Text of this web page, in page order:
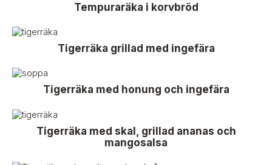
Tempuraräka i korvbröd
Tigerräka grillad med ingefära
Tigerräka med honung och ingefära
Tigerräka med skal, grillad ananas och
mangosalsa